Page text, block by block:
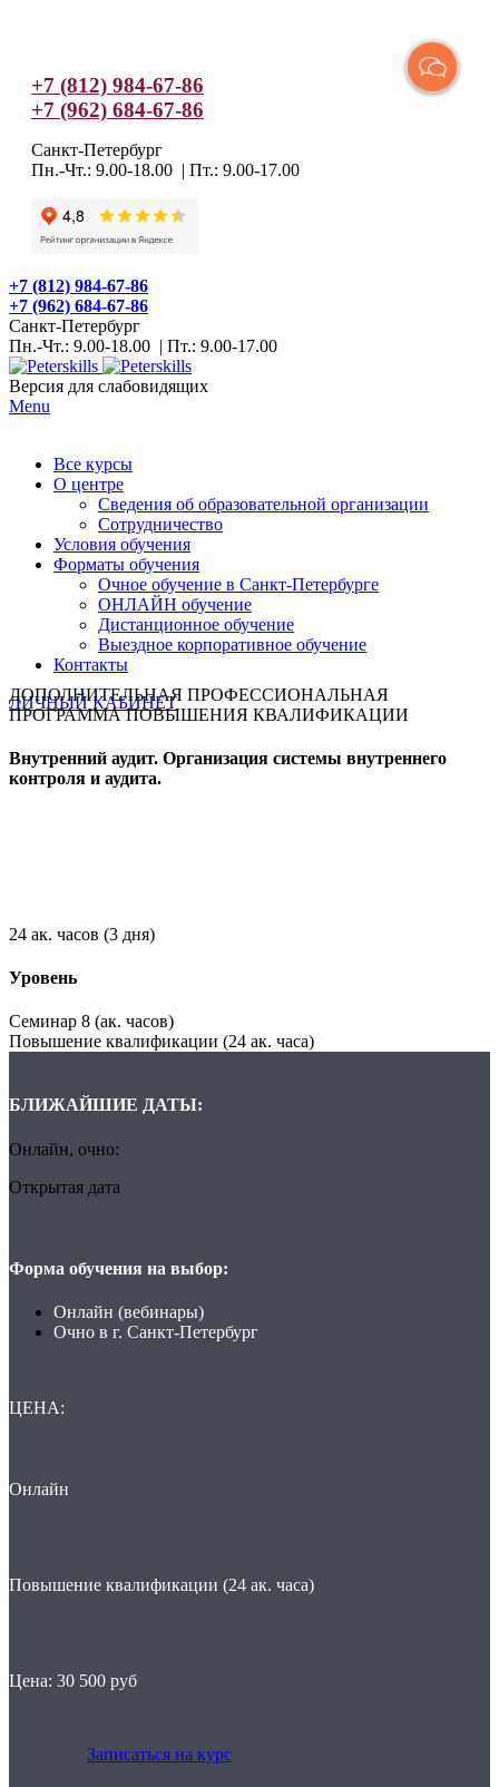
+7 (812) 984-67-86
+7 (962) 684-67-86
Санкт-Петербург
Пн.-Чт.: 9.00-18.00 | Пт.: 9.00-17.00
+7 (812) 984-67-86
+7 (962) 684-67-86
Санкт-Петербург
Пн.-Чт.: 9.00-18.00 | Пт.: 9.00-17.00
Версия для слабовидящих
Menu
Все курсы
О центре
Сведения об образовательной организации
Сотрудничество
Условия обучения
Форматы обучения
Очное обучение в Санкт-Петербурге
ОНЛАЙН обучение
Дистанционное обучение
Выездное корпоративное обучение
Контакты
ЛИЧНЫЙ КАБИНЕТ
ДОПОЛНИТЕЛЬНАЯ ПРОФЕССИОНАЛЬНАЯ
ПРОГРАММА ПОВЫШЕНИЯ КВАЛИФИКАЦИИ
Внутренний аудит. Организация системы внутреннего
контроля и аудита.
24 ак. часов (3 дня)
Уровень
Семинар 8 (ак. часов)
Повышение квалификации (24 ак. часа)
БЛИЖАЙШИЕ ДАТЫ:
Онлайн, очно:
Открытая дата
Форма обучения на выбор:
Онлайн (вебинары)
Очно в г. Санкт-Петербург
ЦЕНА:
Онлайн
Повышение квалификации (24 ак. часа)
Цена: 30 500 руб
Записаться на курс